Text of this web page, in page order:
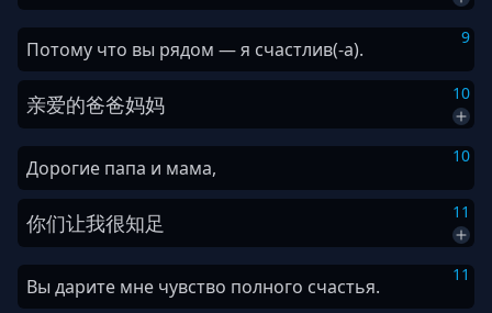
9
Потому что вы рядом — я счастлив(-а).
10
亲爱的爸爸妈妈
10
Дорогие папа и мама,
11
你们让我很知足
11
Вы дарите мне чувство полного счастья.